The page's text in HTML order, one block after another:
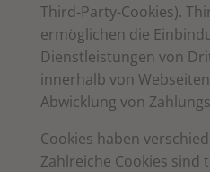
Third-Party-Cookies).
ermöglichen die
Dienstleistungen von
innerhalb von
Abwicklung von
Cookies haben
Zahlreiche Cookies sind